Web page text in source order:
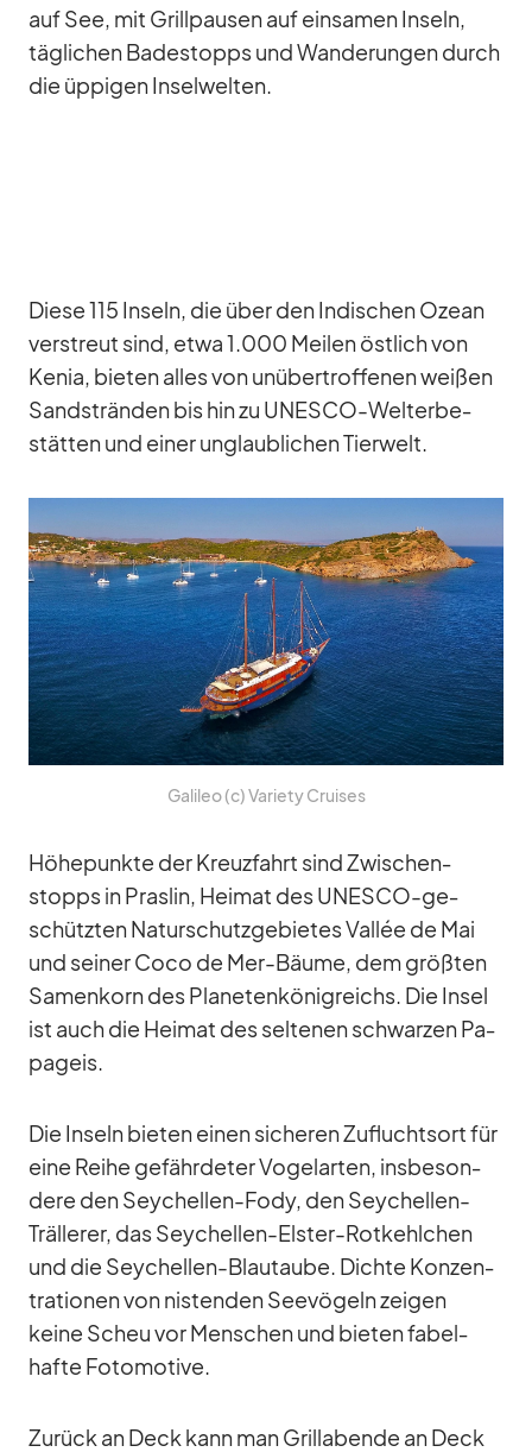
auf See, mit Grill­pau­sen auf ein­sa­men In­seln,
täg­li­chen Ba­de­stopps und Wan­de­run­gen durch
die üp­pi­gen In­sel­wel­ten.
Diese 115 In­seln, die über den In­di­schen Ozean
ver­streut sind, etwa 1.000 Mei­len öst­lich von
Ke­nia, bie­ten al­les von un­über­trof­fe­nen wei­ßen
Sand­strän­den bis hin zu UNESCO-Welt­erbe­
stät­ten und ei­ner un­glaub­li­chen Tier­welt.
Ga­li­leo (c) Va­riety Crui­ses
Hö­he­punkte der Kreuz­fahrt sind Zwi­schen­
stopps in Pras­lin, Hei­mat des UNESCO-ge­
schütz­ten Na­tur­schutz­ge­bie­tes Val­lée de Mai
und sei­ner Coco de Mer-Bäume, dem größ­ten
Sa­men­korn des Pla­ne­ten­kö­nig­reichs. Die In­sel
ist auch die Hei­mat des sel­te­nen schwar­zen Pa­
pa­geis.
Die In­seln bie­ten ei­nen si­che­ren Zu­fluchts­ort für
eine Reihe ge­fähr­de­ter Vo­gel­ar­ten, ins­be­son­
dere den Sey­chel­len-Fody, den Sey­chel­len-
Träl­le­rer, das Sey­chel­len-Els­ter-Rot­kehl­chen
und die Sey­chel­len-Blau­taube. Dichte Kon­zen­
tra­tio­nen von nis­ten­den See­vö­geln zei­gen
keine Scheu vor Men­schen und bie­ten fa­bel­
hafte Fo­to­mo­tive.
Zu­rück an Deck kann man Grill­abende an Deck